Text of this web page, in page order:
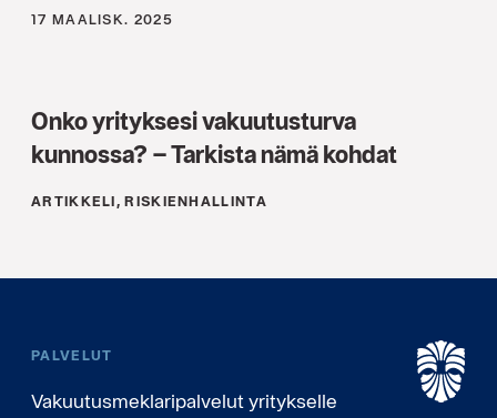
17 MAALISK. 2025
Onko yrityksesi vakuutusturva
kunnossa? – Tarkista nämä kohdat
ARTIKKELI, RISKIENHALLINTA
PALVELUT
Vakuutusmeklaripalvelut yritykselle